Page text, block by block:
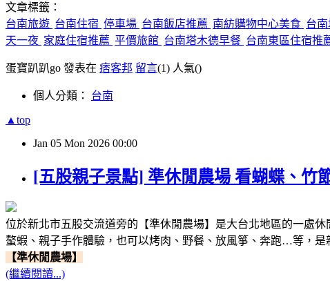
文章標籤：
台南旅遊 台南住宿 停車場 台南飯店推薦 南紡購物中心美食 台
天一夜 家庭住宿推薦 平價旅館 台南塔木德早餐 台南東區住宿推
蛋寶趴趴go 發表在 痞客邦 留言(1) 人氣()
個人分類： 台南
▲top
Jan 05 Mon 2026 00:00
[五股親子景點] 準休閒農場 看蝴蝶、竹
位於新北市五股交流道旁的【準休閒農場】是大台北地區的一處
螯蝦、親子手作體驗，也可以烤肉、野餐、放風箏、奔跑…等，是
【準休閒農場】
(繼續閱讀...)